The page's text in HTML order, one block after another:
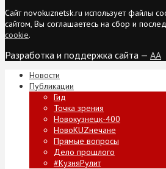
Сайт novokuznetsk.ru использует файлы
сайтом, Вы соглашаетесь на сбор и
cookie.
Разработка и поддержка сайта — AA
Новости
Публикации
Гид
Точка зрения
Новокузнецк-400
НовоKUZнечане
Прямые вопросы
Дело прошлого
#КузняРулит